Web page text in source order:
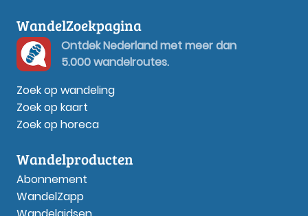
WandelZoekpagina
Ontdek Nederland met meer dan
5.000 wandelroutes.
Zoek op wandeling
Zoek op kaart
Zoek op horeca
Wandelproducten
Abonnement
WandelZapp